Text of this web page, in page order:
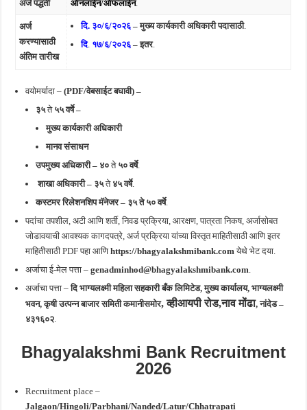
अर्ज पद्धती ऑनलाईन/ऑफलाईन.
अर्ज
करण्यासाठी
अंतिम तारीख
दि. ३०/६/२०२६– मुख्य कार्यकारी अधिकारी पदासाठी.
दि. १७/६/२०२६– इतर.
वयोमर्यादा –(PDF/वेबसाईट बघावी) –
३५ते ५५वर्षे –
मुख्य कार्यकारी अधिकारी
मानव संसाधन
उपमुख्य अधिकारी – ४०ते५० वर्षे.
शाखा अधिकारी – ३५ ते४५ वर्षे.
कस्टमर रिलेशनशिप मॅनेजर – ३५ ते ५० वर्षे.
पदांचा तपशील, अटी आणि शर्ती, निवड प्रक्रिया, आरक्षण, पात्रता निकष, अर्जासोबत
जोडावयाची आवश्यक कागदपत्रे, अर्ज प्रक्रिया यांच्या विस्तृत माहितीसाठी आणि इतर
माहितीसाठी PDF पहा आणिhttps://bhagyalakshmibank.com येथे भेट दया.
अर्जाचा ई-मेल पत्ता –genadminhod@bhagyalakshmibank.com
अर्जाचा पत्ता –दि भाग्यलक्ष्मी महिला सहकारी बँक लिमिटेड, मुख्य कार्यालय, भाग्यलक्ष्मी
भवन, कृषी उत्पन्न बाजार समिती कमानीसमोर, व्हीआयपी रोड,नाव मोंढा, नांदेड –
४३१६०२
Bhagyalakshmi Bank Recruitment
2026
Recruitment place –
Jalgaon/Hingoli/Parbhani/Nanded/Latur/Chhatrapati